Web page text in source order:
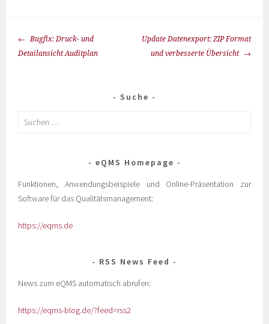
Bugfix: Druck- und
Detailansicht Auditplan
Update Datenexport: ZIP Format
und verbesserte Übersicht
Suche
eQMS Homepage
Funktionen, Anwendungsbeispiele und Online-Präsentation zur
Software für das Qualitätsmanagement:
https://eqms.de
RSS News Feed
News zum eQMS automatisch abrufen:
https://eqms-blog.de/?feed=rss2